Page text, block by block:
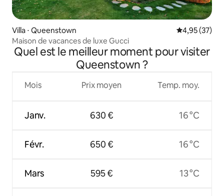
Villa ⋅ Queenstown Évaluation
4,95 (37)
Maison de vacances de luxe Gucci
Quel est le meilleur moment pour visiter
Queenstown ?
Mois
Janv.
Févr.
Mars
Prix moyen
630 €
650 €
595 €
Temp. moy.
16 °C
16 °C
13 °C